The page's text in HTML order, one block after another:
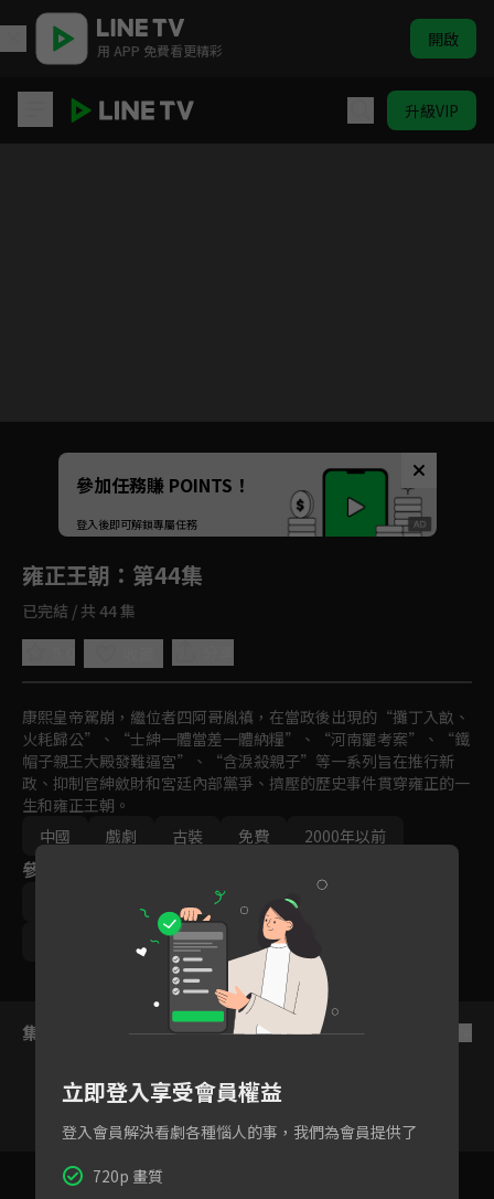
用 APP 免費看更精彩 開啟
升級VIP
Unmute
如有不便請見諒
參加任務賺 POINTS！
登入後即可解鎖專屬任務
雍正王朝 ：第44集
已完結 / 共 44 集
康熙皇帝駕崩，繼位者四阿哥胤禛，在當政後出現的“攤丁入畝、
火耗歸公”、“士紳一體當差一體納糧”、“河南罷考案”、“鐵
帽子親王大殿發難逼宮”、“含淚殺親子”等一系列旨在推行新
政、抑制官紳斂財和宮廷內部黨爭、擠壓的歷史事件貫穿雍正的一
生和雍正王朝。
中國
戲劇 古裝 免費 2000年以前
參與演員
王繪春 杜雨露
趙毅
集數列表
39 40
立即登入享受會員權益
登入會員解決看劇各種惱人的事，我們為會員提供了
720p 畫質